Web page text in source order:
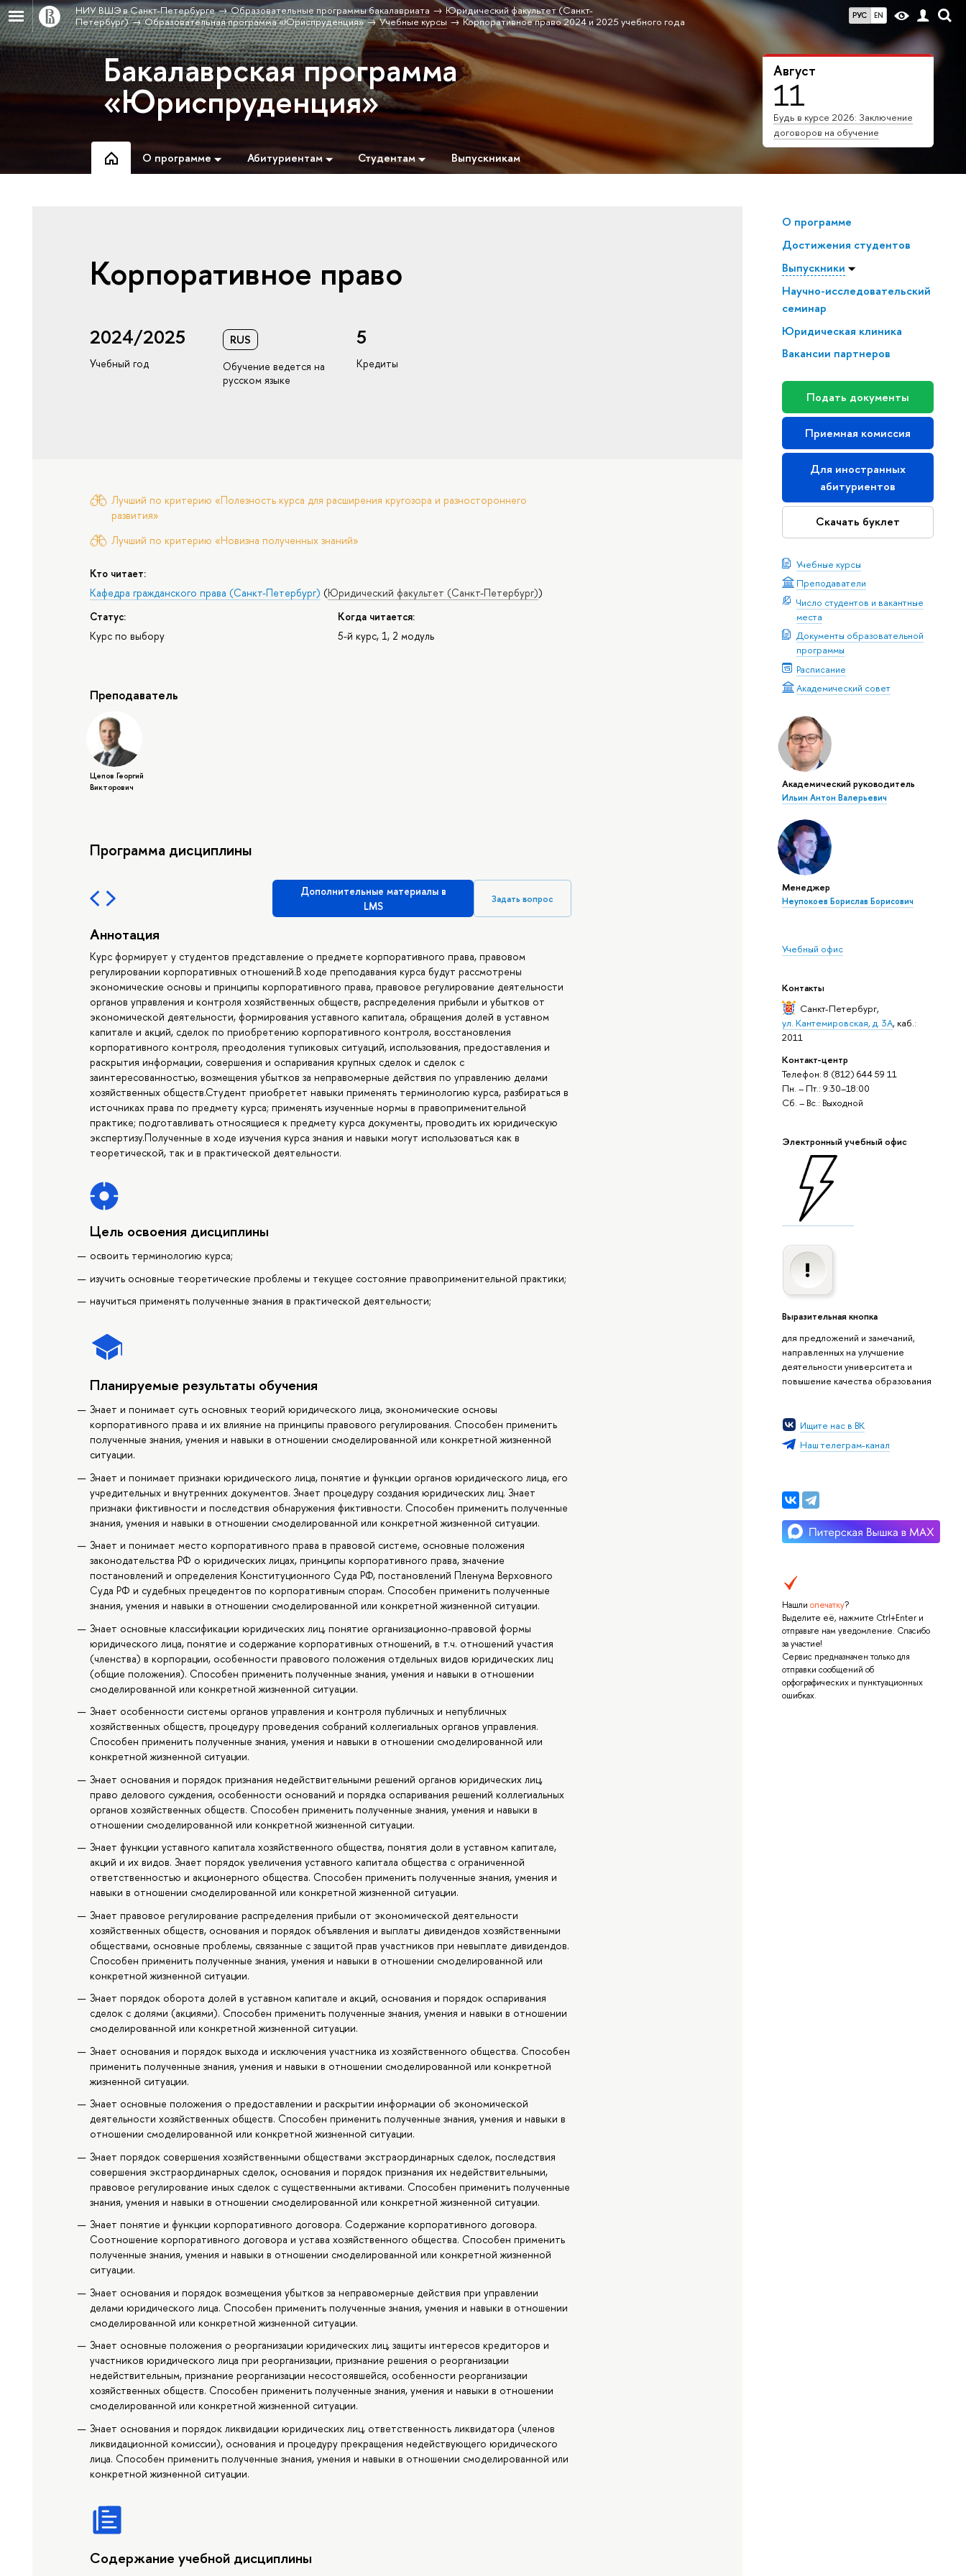
РУС EN
НИУ ВШЭ в Санкт-Петербурге Образовательные программы бакалавриата
Юридический факультет (Санкт-
Петербург)
Образовательная программа «Юриспруденция» Учебные курсы Корпоративное право 2024 и 2025 учебного года
Август
11
Будь в курсе 2026: Заключение
договоров на обучение
Бакалаврская программа
«Юриспруденция»
О программе Абитуриентам Студентам Выпускникам
О программе
Достижения студентов
Выпускники
Научно-исследовательский
семинар
Юридическая клиника
Вакансии партнеров
Подать документы
Приемная комиссия
Для иностранных
абитуриентов
Скачать буклет
Учебные курсы
Преподаватели
Число студентов и вакантные
места
Документы образовательной
программы
Расписание
Академический совет
Академический руководитель
Ильин Антон Валерьевич
Менеджер
Неупокоев Борислав Борисович
Учебный офис
Контакты
Санкт-Петербург,
ул. Кантемировская, д. 3А, каб.:
2011
Контакт-центр
Телефон: 8 (812) 644 59 11
Пн. – Пт.: 9:30–18:00
Сб. – Вс.: Выходной
Электронный учебный офис
Выразительная кнопка
для предложений и замечаний,
направленных на улучшение
деятельности университета и
повышение качества образования
Ищите нас в ВК
Наш телеграм-канал
Нашли опечатку?
Выделите её, нажмите Ctrl+Enter и
отправьте нам уведомление. Спасибо
за участие!
Сервис предназначен только для
отправки сообщений об
орфографических и пунктуационных
ошибках.
Корпоративное право
2024/2025
Учебный год
RUS
Обучение ведется на
русском языке
5
Кредиты
Лучший по критерию «Полезность курса для расширения кругозора и разностороннего
развития»
Лучший по критерию «Новизна полученных знаний»
Кто читает:
Кафедра гражданского права (Санкт-Петербург) (Юридический факультет (Санкт-Петербург))
Статус:
Курс по выбору
Когда читается:
5-й курс, 1, 2 модуль
Преподаватель
Цепов Георгий
Викторович
Программа дисциплины
Дополнительные материалы в
LMS
Задать вопрос
Аннотация
Курс формирует у студентов представление о предмете корпоративного права, правовом
регулировании корпоративных отношений.В ходе преподавания курса будут рассмотрены
экономические основы и принципы корпоративного права, правовое регулирование деятельности
органов управления и контроля хозяйственных обществ, распределения прибыли и убытков от
экономической деятельности, формирования уставного капитала, обращения долей в уставном
капитале и акций, сделок по приобретению корпоративного контроля, восстановления
корпоративного контроля, преодоления тупиковых ситуаций, использования, предоставления и
раскрытия информации, совершения и оспаривания крупных сделок и сделок с
заинтересованностью, возмещения убытков за неправомерные действия по управлению делами
хозяйственных обществ.Студент приобретет навыки применять терминологию курса, разбираться в
источниках права по предмету курса; применять изученные нормы в правоприменительной
практике; подготавливать относящиеся к предмету курса документы, проводить их юридическую
экспертизу.Полученные в ходе изучения курса знания и навыки могут использоваться как в
теоретической, так и в практической деятельности.
Цель освоения дисциплины
освоить терминологию курса;
изучить основные теоретические проблемы и текущее состояние правоприменительной практики;
научиться применять полученные знания в практической деятельности;
Планируемые результаты обучения
Знает и понимает суть основных теорий юридического лица, экономические основы
корпоративного права и их влияние на принципы правового регулирования. Способен применить
полученные знания, умения и навыки в отношении смоделированной или конкретной жизненной
ситуации.
Знает и понимает признаки юридического лица, понятие и функции органов юридического лица, его
учредительных и внутренних документов. Знает процедуру создания юридических лиц. Знает
признаки фиктивности и последствия обнаружения фиктивности. Способен применить полученные
знания, умения и навыки в отношении смоделированной или конкретной жизненной ситуации.
Знает и понимает место корпоративного права в правовой системе, основные положения
законодательства РФ о юридических лицах, принципы корпоративного права, значение
постановлений и определения Конституционного Суда РФ, постановлений Пленума Верховного
Суда РФ и судебных прецедентов по корпоративным спорам. Способен применить полученные
знания, умения и навыки в отношении смоделированной или конкретной жизненной ситуации.
Знает основные классификации юридических лиц, понятие организационно-правовой формы
юридического лица, понятие и содержание корпоративных отношений, в т.ч. отношений участия
(членства) в корпорации, особенности правового положения отдельных видов юридических лиц
(общие положения). Способен применить полученные знания, умения и навыки в отношении
смоделированной или конкретной жизненной ситуации.
Знает особенности системы органов управления и контроля публичных и непубличных
хозяйственных обществ, процедуру проведения собраний коллегиальных органов управления.
Способен применить полученные знания, умения и навыки в отношении смоделированной или
конкретной жизненной ситуации.
Знает основания и порядок признания недействительными решений органов юридических лиц,
право делового суждения, особенности оснований и порядка оспаривания решений коллегиальных
органов хозяйственных обществ. Способен применить полученные знания, умения и навыки в
отношении смоделированной или конкретной жизненной ситуации.
Знает функции уставного капитала хозяйственного общества, понятия доли в уставном капитале,
акций и их видов. Знает порядок увеличения уставного капитала общества с ограниченной
ответственностью и акционерного общества. Способен применить полученные знания, умения и
навыки в отношении смоделированной или конкретной жизненной ситуации.
Знает правовое регулирование распределения прибыли от экономической деятельности
хозяйственных обществ, основания и порядок объявления и выплаты дивидендов хозяйственными
обществами, основные проблемы, связанные с защитой прав участников при невыплате дивидендов.
Способен применить полученные знания, умения и навыки в отношении смоделированной или
конкретной жизненной ситуации.
Знает порядок оборота долей в уставном капитале и акций, основания и порядок оспаривания
сделок с долями (акциями). Способен применить полученные знания, умения и навыки в отношении
смоделированной или конкретной жизненной ситуации.
Знает основания и порядок выхода и исключения участника из хозяйственного общества. Способен
применить полученные знания, умения и навыки в отношении смоделированной или конкретной
жизненной ситуации.
Знает основные положения о предоставлении и раскрытии информации об экономической
деятельности хозяйственных обществ. Способен применить полученные знания, умения и навыки в
отношении смоделированной или конкретной жизненной ситуации.
Знает порядок совершения хозяйственными обществами экстраординарных сделок, последствия
совершения экстраординарных сделок, основания и порядок признания их недействительными,
правовое регулирование иных сделок с существенными активами. Способен применить полученные
знания, умения и навыки в отношении смоделированной или конкретной жизненной ситуации.
Знает понятие и функции корпоративного договора. Содержание корпоративного договора.
Соотношение корпоративного договора и устава хозяйственного общества. Способен применить
полученные знания, умения и навыки в отношении смоделированной или конкретной жизненной
ситуации.
Знает основания и порядок возмещения убытков за неправомерные действия при управлении
делами юридического лица. Способен применить полученные знания, умения и навыки в отношении
смоделированной или конкретной жизненной ситуации.
Знает основные положения о реорганизации юридических лиц, защиты интересов кредиторов и
участников юридического лица при реорганизации, признание решения о реорганизации
недействительным, признание реорганизации несостоявшейся, особенности реорганизации
хозяйственных обществ. Способен применить полученные знания, умения и навыки в отношении
смоделированной или конкретной жизненной ситуации.
Знает основания и порядок ликвидации юридических лиц, ответственность ликвидатора (членов
ликвидационной комиссии), основания и процедуру прекращения недействующего юридического
лица. Способен применить полученные знания, умения и навыки в отношении смоделированной или
конкретной жизненной ситуации.
Содержание учебной дисциплины